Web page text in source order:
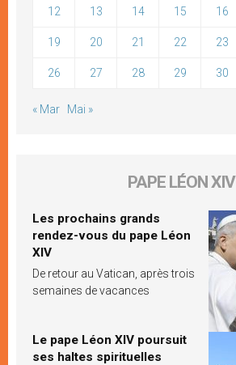
12 13 14 15 16
19 20 21 22 23
26 27 28 29 30
« Mar Mai »
PAPE LÉON XIV
Les prochains grands
rendez-vous du pape Léon
XIV
De retour au Vatican, après trois
semaines de vacances
Le pape Léon XIV poursuit
ses haltes spirituelles